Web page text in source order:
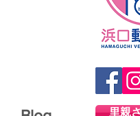
里親